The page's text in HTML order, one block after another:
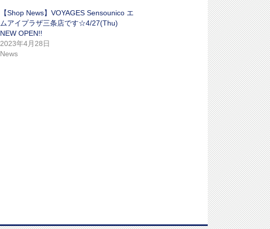
【Shop News】VOYAGES Sensounico エ
ムアイプラザ三条店です☆4/27(Thu)
NEW OPEN!!
2023年4月28日
News